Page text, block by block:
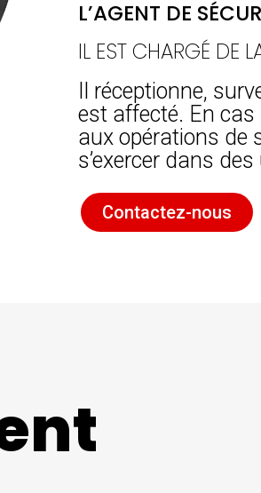
L’AGENT DE
IL EST CHARGÉ DE
Il réceptionne,
est affecté. En cas
aux opérations de
s’exercer dans
Contactez-nous